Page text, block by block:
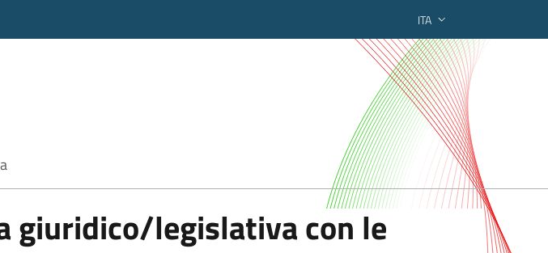
ITA
ricerca federato regionale
giuridico/legislativa con le